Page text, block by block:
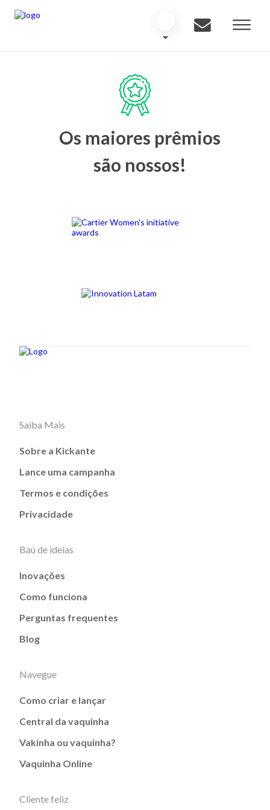
Os maiores prêmios
são nossos!
Saiba Mais
Sobre a Kickante
Lance uma campanha
Termos e condições
Privacidade
Baú de ideias
Inovações
Como funciona
Perguntas frequentes
Blog
Navegue
Como criar e lançar
Central da vaquinha
Vakinha ou vaquinha?
Vaquinha Online
Cliente feliz